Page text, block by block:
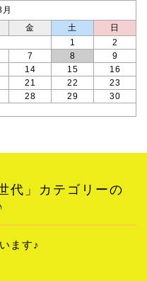
金 土
日
1
2
7 8
9
14 15
16
21 22
23
28 29
30
代」カテゴリーの
ます♪